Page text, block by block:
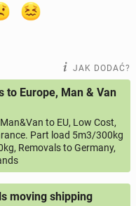
JAK DODAĆ?
to Europe, Man & Van
to EU, Low Cost,
Part load 5m3/300kg
Removals to Germany,
moving shipping